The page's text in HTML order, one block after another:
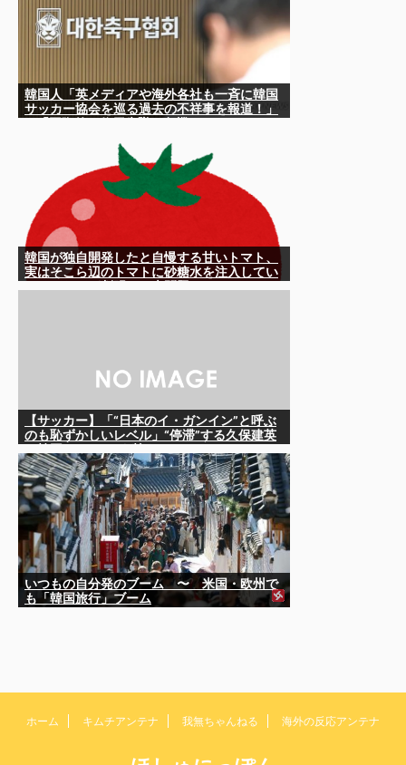
韓国人「英メディアや海外各社も一斉に韓国
サッカー協会を巡る過去の不祥事を報道！」
韓国が独自開発したと自慢する甘いトマト、
実はそこら辺のトマトに砂糖水を注入してい
【サッカー】「“日本のイ・ガンイン”と呼ぶ
のも恥ずかしいレベル」“停滞”する久保建英
いつもの自分発のブーム 〜 米国・欧州で
も「韓国旅行」ブーム
ホーム キムチアンテナ 我無ちゃんねる 海外の反応アンテナ